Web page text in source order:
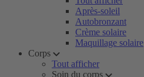
Après-soleil
Autobronzant
Crème solaire
Maquillage solaire
Corps
Tout afficher
Soin du corps